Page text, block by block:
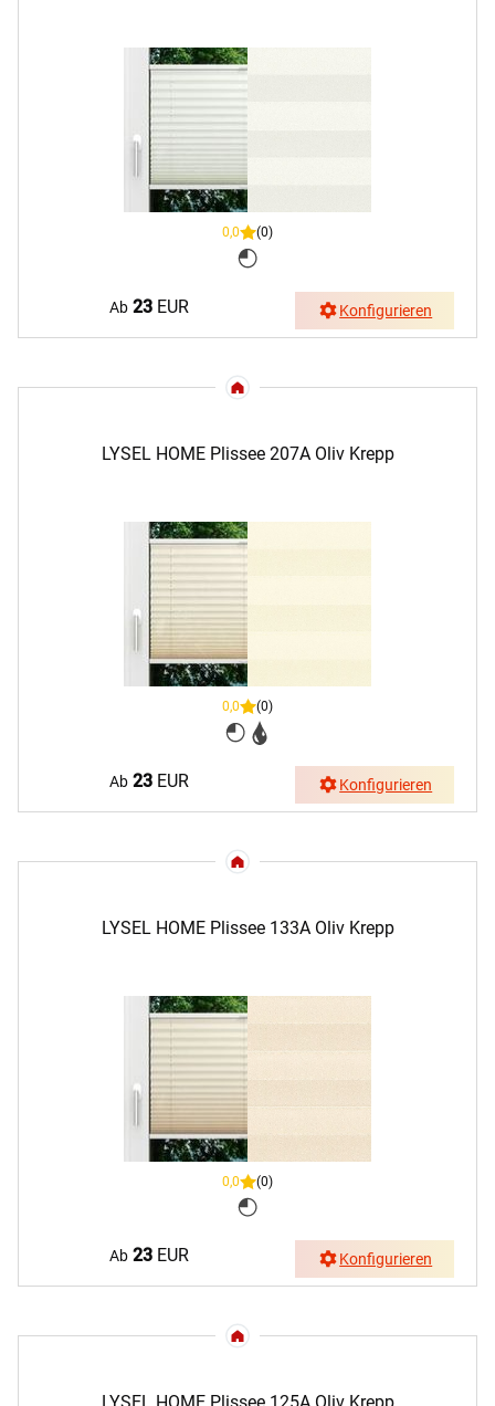
0,0 (0)
Ab 23 EUR Konfigurieren
LYSEL HOME Plissee 207A Oliv Krepp
0,0 (0)
Ab 23 EUR Konfigurieren
LYSEL HOME Plissee 133A Oliv Krepp
0,0 (0)
Ab 23 EUR Konfigurieren